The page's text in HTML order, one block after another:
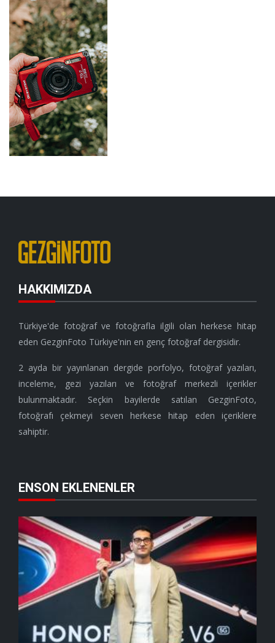
HAKKIMIZDA
Türkiye'de fotoğraf ve fotoğrafla ilgili olan herkese hitap
eden GezginFoto Türkiye'nin en genç fotoğraf dergisidir.
2 ayda bir yayınlanan dergide porfolyo, fotoğraf yazıları,
inceleme, gezi yazıları ve fotoğraf merkezli içerikler
bulunmaktadır. Seçkin bayilerde satılan GezginFoto,
fotoğrafı çekmeyi seven herkese hitap eden içeriklere
sahiptir.
ENSON EKLENENLER